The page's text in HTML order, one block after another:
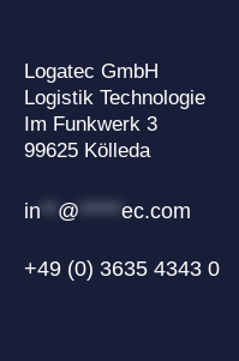
Logatec GmbH
Logistik Technologie
Im Funkwerk 3
99625 Kölleda
in ** @ ***** ec.com
+49 (0) 3635 4343 0